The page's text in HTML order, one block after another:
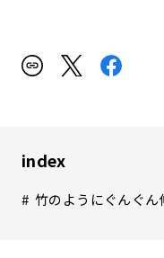
index
竹のようにぐんぐ